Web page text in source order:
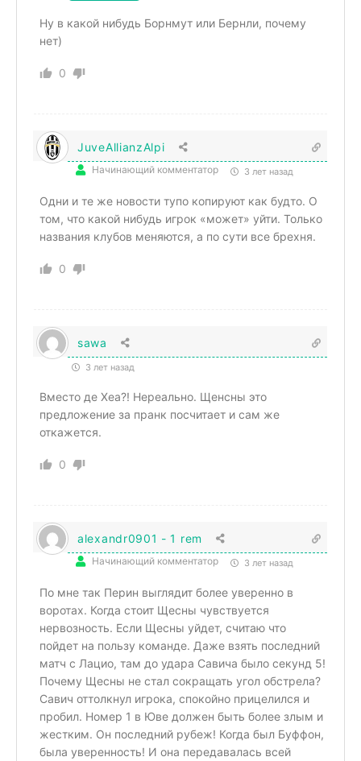
Ну в какой нибудь Борнмут или Бернли, почему
нет)
0
JuveAllianzAlpi
Начинающий комментатор 3 лет назад
Одни и те же новости тупо копируют как будто. О
том, что какой нибудь игрок «может» уйти. Только
названия клубов меняются, а по сути все брехня.
0
sawa
3 лет назад
Вместо де Хеа?! Нереально. Щенсны это
предложение за пранк посчитает и сам же
откажется.
0
alexandr0901 - 1 rem
Начинающий комментатор 3 лет назад
По мне так Перин выглядит более уверенно в
воротах. Когда стоит Щесны чувствуется
нервозность. Если Щесны уйдет, считаю что
пойдет на пользу команде. Даже взять последний
матч с Лацио, там до удара Савича было секунд 5!
Почему Щесны не стал сокращать угол обстрела?
Савич оттолкнул игрока, спокойно прицелился и
пробил. Номер 1 в Юве должен быть более злым и
жестким. Он последний рубеж! Когда был Буффон,
была уверенность! И она передавалась всей